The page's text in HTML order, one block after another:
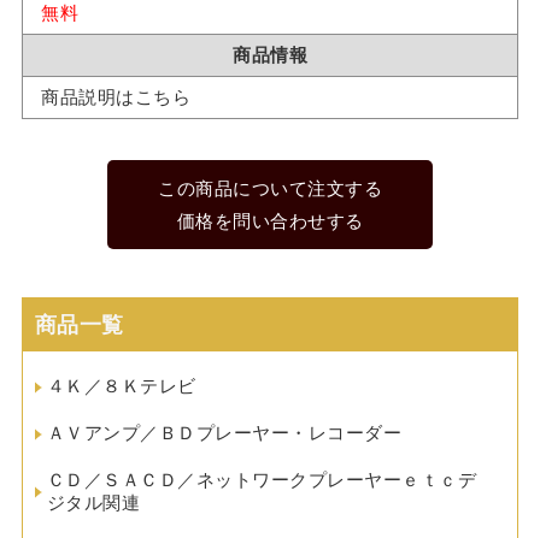
無料
商品情報
商品説明はこちら
この商品について注文する
価格を問い合わせする
商品一覧
４Ｋ／８Ｋテレビ
ＡＶアンプ／ＢＤプレーヤー・レコーダー
ＣＤ／ＳＡＣＤ／ネットワークプレーヤーｅｔｃデ
ジタル関連